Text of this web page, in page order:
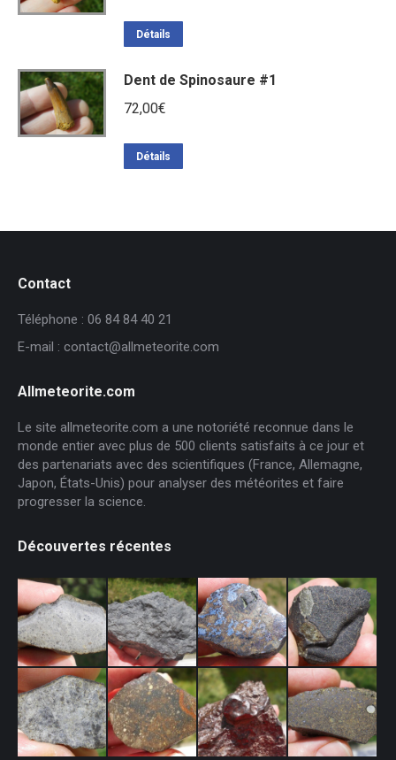
Détails
Dent de Spinosaure #1
72,00€
Détails
Contact
Téléphone : 06 84 84 40 21
E-mail : contact@allmeteorite.com
Allmeteorite.com
Le site allmeteorite.com a une notoriété reconnue dans le
monde entier avec plus de 500 clients satisfaits à ce jour et
des partenariats avec des scientifiques (France, Allemagne,
Japon, États-Unis) pour analyser des météorites et faire
progresser la science.
Découvertes récentes